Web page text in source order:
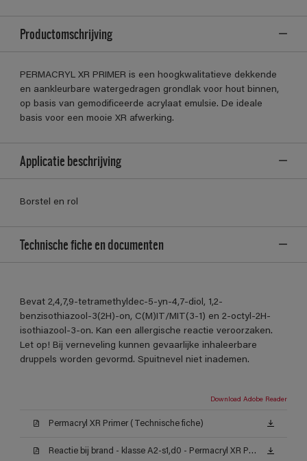
Productomschrijving
PERMACRYL XR PRIMER is een hoogkwalitatieve dekkende
en aankleurbare watergedragen grondlak voor hout binnen,
op basis van gemodificeerde acrylaat emulsie. De ideale
basis voor een mooie XR afwerking.
Applicatie beschrijving
Borstel en rol
Technische fiche en documenten
Bevat 2,4,7,9-tetramethyldec-5-yn-4,7-diol, 1,2-
benzisothiazool-3(2H)-on, C(M)IT/MIT(3-1) en 2-octyl-2H-
isothiazool-3-on. Kan een allergische reactie veroorzaken.
Let op! Bij verneveling kunnen gevaarlijke inhaleerbare
druppels worden gevormd. Spuitnevel niet inademen.
Download Adobe Reader
Permacryl XR Primer (Technische fiche)
Reactie bij brand - klasse A2-s1,d0 - Permacryl XR Primer